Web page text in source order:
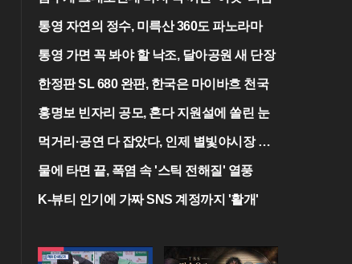
통영 자연의 정수, 미륵산 360도 파노라마
통영 가면 꼭 봐야 할 낙조, 달아공원 새 단장
한정판 SL 680 완판, 한국은 마이바흐 천국
홍명보 빈자리 공모, 혼다 지원설에 쏠린 눈
먹거리·공연 다 잡았다, 인제 별빛야시장 개
막
물에 타면 끝, 폭염 속 '스틱 전해질' 열풍
K-뷰티 인기에 가짜 SNS 계정까지 '활개'